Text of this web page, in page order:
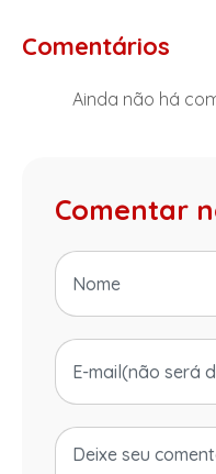
Comentários
Ainda não há
Comentar